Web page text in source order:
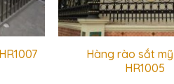
Hàng rào sắt
HR1005